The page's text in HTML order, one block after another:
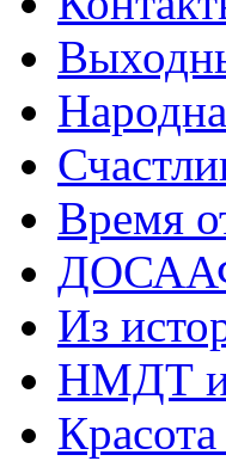
Время
Из
НМДТ